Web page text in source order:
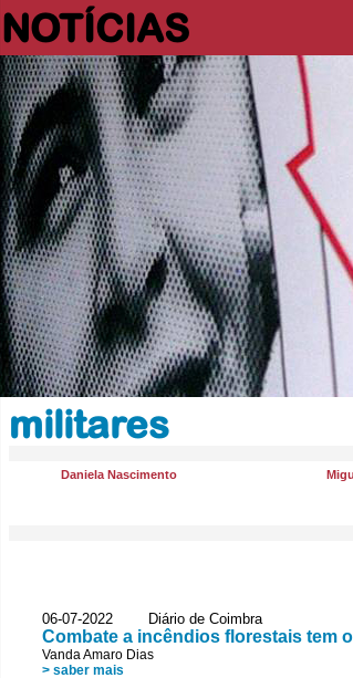
NOTÍCIAS
militares
Daniela Nascimento
06-07-2022 Diário de Coimbra
Combate a incêndios florestais tem
Vanda Amaro Dias
> saber mais